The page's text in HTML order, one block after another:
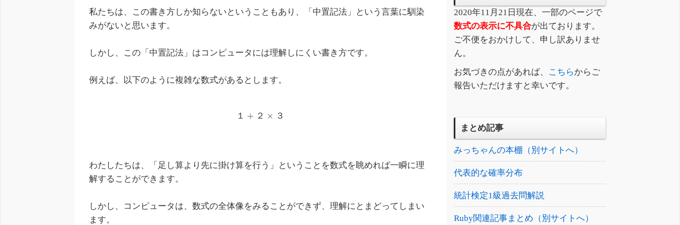
私たちは、この書き方しか知らないということもあり、「中置記法」という言葉に馴染
みがないと思います。
しかし、この「中置記法」はコンピュータには理解しにくい書き方です。
例えば、以下のように複雑な数式があるとします。
１ + ２ × ３
わたしたちは、「足し算より先に掛け算を行う」ということを数式を眺めれば一瞬に理
解することができます。
しかし、コンピュータは、数式の全体像をみることができず、理解にとまどってしまい
ます。
2020年11月21日現在、一部のページで
数式の表示に不具合が出ております。
ご不便をおかけして、申し訳ありませ
ん。
お気づきの点があれば、
こちらからご
報告いただけますと幸いです。
まとめ記事
みっちゃんの本棚（別サイトへ）
代表的な確率分布
統計検定1級過去問解説
Ruby関連記事まとめ（別サイトへ）